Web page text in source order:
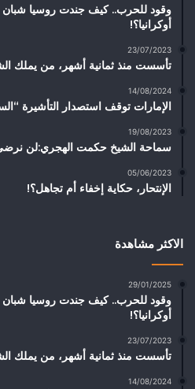
وقود للحرب.. كيف جندت روسيا
أوكرانيا؟!
23/07/2023
تأسست منذ ثمانية أشهر، من يملك
14/08/2024
الإمارات توقف استصدار التأشيرة
19/08/2023
سماحة الشيخ حكمت الهجري:لن نرضى
05/06/2023
الإنتحار، حكاية إخفاء أم تجاهل؟!
الاكثر مشاهدة
29/01/2025
وقود للحرب.. كيف جندت روسيا
أوكرانيا؟!
23/07/2023
تأسست منذ ثمانية أشهر، من يملك
14/08/2024